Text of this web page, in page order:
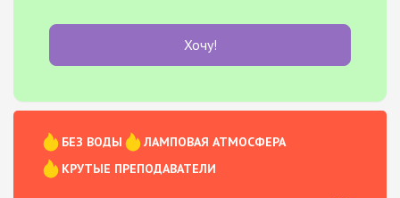
Хочу!
БЕЗ ВОДЫ
ЛАМПОВАЯ АТМОСФЕРА
КРУТЫЕ ПРЕПОДАВАТЕЛИ